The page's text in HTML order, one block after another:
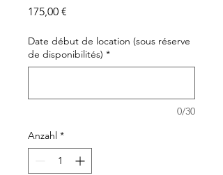
175,00 €
Date début de location (sous réserve
de disponibilités) *
0/30
Anzahl *